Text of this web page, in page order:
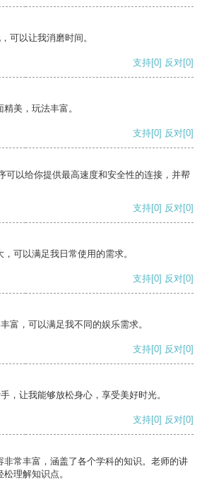
可以让我消磨时间。
支持[0] 反对[0]
美，玩法丰富。
支持[0] 反对[0]
可以给你提供最高速度和安全性的连接，并帮
支持[0] 反对[0]
可以满足我日常使用的需求。
支持[0] 反对[0]
富，可以满足我不同的娱乐需求。
支持[0] 反对[0]
，让我能够放松身心，享受美好时光。
支持[0] 反对[0]
非常丰富，涵盖了各个学科的知识。老师的讲
理解知识点。